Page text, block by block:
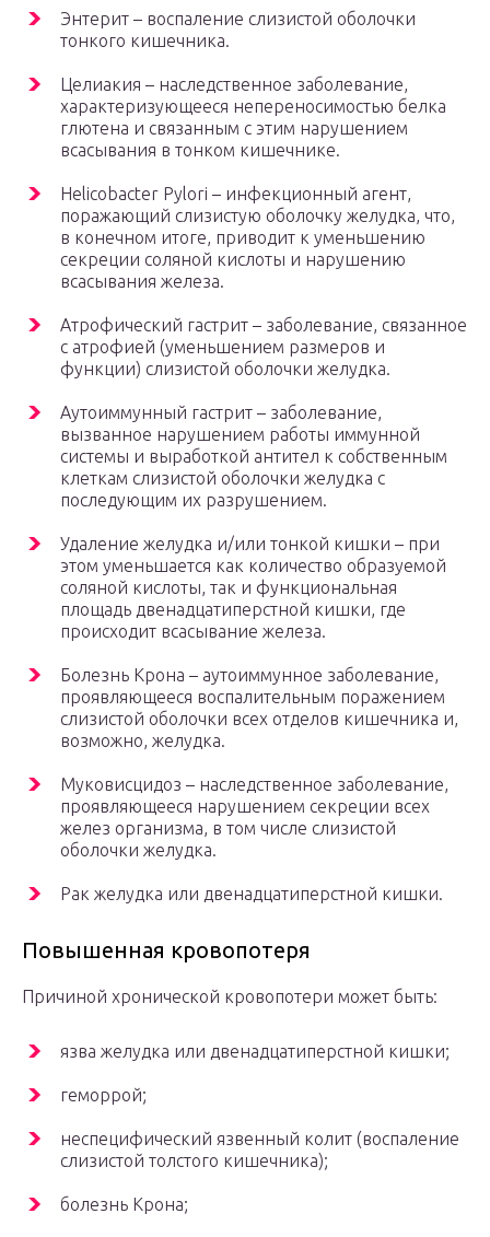
Энтерит – воспаление слизистой оболочки
тонкого кишечника.
Целиакия – наследственное заболевание,
характеризующееся непереносимостью белка
глютена и связанным с этим нарушением
всасывания в тонком кишечнике.
Helicobacter Pylori – инфекционный агент,
поражающий слизистую оболочку желудка, что,
в конечном итоге, приводит к уменьшению
секреции соляной кислоты и нарушению
всасывания железа.
Атрофический гастрит – заболевание, связанное
с атрофией (уменьшением размеров и
функции) слизистой оболочки желудка.
Аутоиммунный гастрит – заболевание,
вызванное нарушением работы иммунной
системы и выработкой антител к собственным
клеткам слизистой оболочки желудка с
последующим их разрушением.
Удаление желудка и/или тонкой кишки – при
этом уменьшается как количество образуемой
соляной кислоты, так и функциональная
площадь двенадцатиперстной кишки, где
происходит всасывание железа.
Болезнь Крона – аутоиммунное заболевание,
проявляющееся воспалительным поражением
слизистой оболочки всех отделов кишечника и,
возможно, желудка.
Муковисцидоз – наследственное заболевание,
проявляющееся нарушением секреции всех
желез организма, в том числе слизистой
оболочки желудка.
Рак желудка или двенадцатиперстной кишки.
Повышенная кровопотеря
Причиной хронической кровопотери может быть:
язва желудка или двенадцатиперстной кишки;
геморрой;
неспецифический язвенный колит (воспаление
слизистой толстого кишечника);
болезнь Крона;